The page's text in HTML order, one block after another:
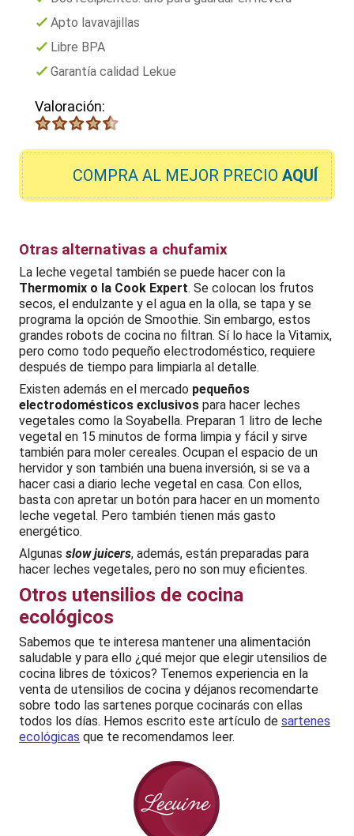
Apto lavavajillas
Libre BPA
Garantía calidad Lekue
Valoración:
COMPRAAL MEJOR PRECIO AQUÍ
Otras alternativas a chufamix
La leche vegetal también se puede hacer con la
Thermomix o la Cook Expert. Se colocan los frutos
secos, el endulzante y el agua en la olla, se tapa y se
programa la opción de Smoothie. Sin embargo, estos
grandes robots de cocina no filtran. Sí lo hace la Vitamix,
pero como todo pequeño electrodoméstico, requiere
después de tiempo para limpiarla al detalle.
Existen además en el mercado pequeños
electrodomésticos exclusivos para hacer leches
vegetales como la Soyabella. Preparan 1 litro de leche
vegetal en 15 minutos de forma limpia y fácil y sirve
también para moler cereales. Ocupan el espacio de un
hervidor y son también una buena inversión, si se va a
hacer casi a diario leche vegetal en casa. Con ellos,
basta con apretar un botón para hacer en un momento
leche vegetal. Pero también tienen más gasto
energético.
Algunas slow juicers, además, están preparadas para
hacer leches vegetales, pero no son muy eficientes.
Otros utensilios de cocina
ecológicos
Sabemos que te interesa mantener una alimentación
saludable y para ello ¿qué mejor que elegir utensilios de
cocina libres de tóxicos? Tenemos experiencia en la
venta de utensilios de cocina y déjanos recomendarte
sobre todo las sartenes porque cocinarás con ellas
todos los días. Hemos escrito este artículo de sartenes
ecológicas que te recomendamos leer.